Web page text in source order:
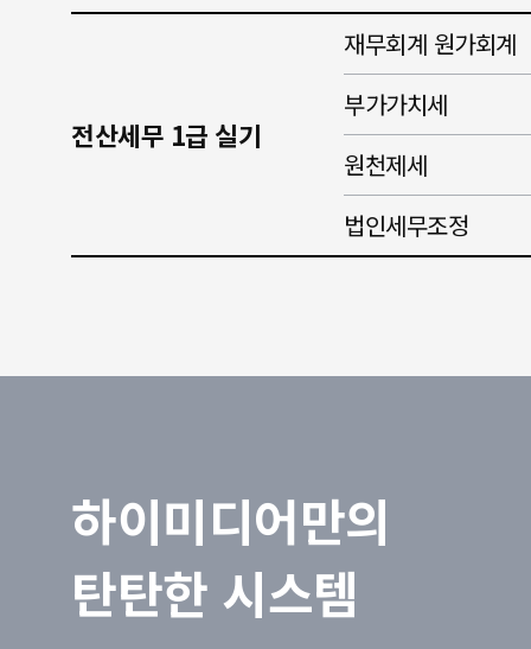
전산세무 1급 실기
재무회계 원가회계
부가가치세
원천제세
법인세무조정
하이미디어만의
탄탄한 시스템